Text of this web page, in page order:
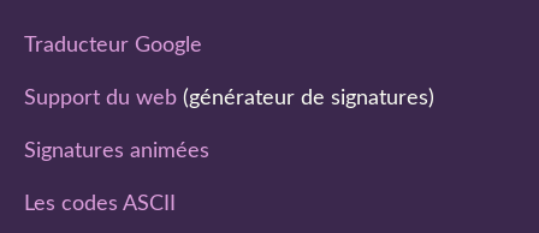
Traducteur Google
Support du web (générateur de signatures)
Signatures animées
Les codes ASCII